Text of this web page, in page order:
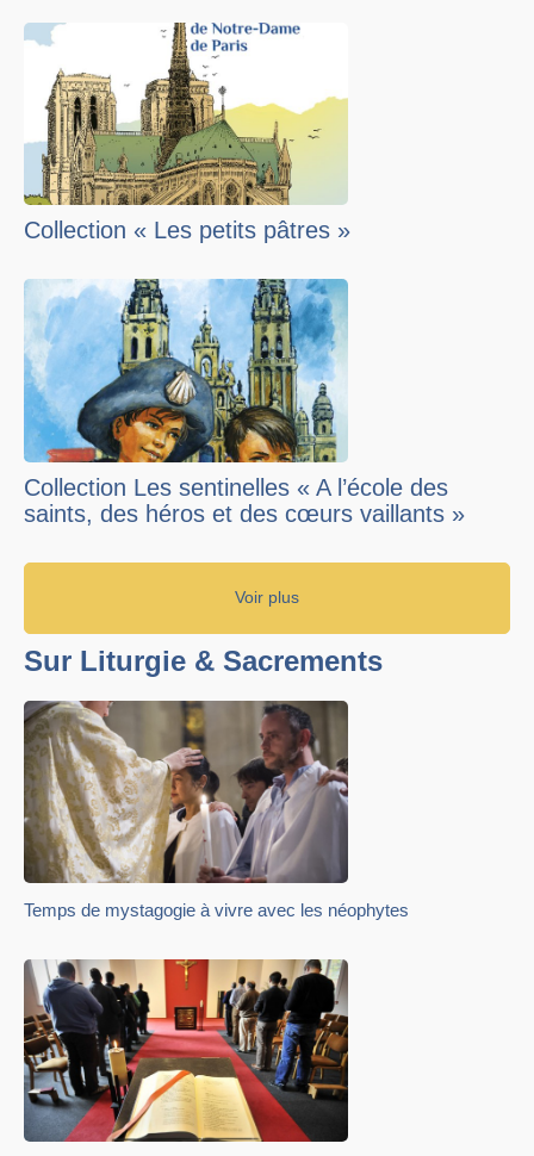
Collection « Les petits pâtres »
Collection Les sentinelles « A l’école des
saints, des héros et des cœurs vaillants »
Voir plus
Sur Liturgie & Sacrements
Temps de mystagogie à vivre avec les néophytes